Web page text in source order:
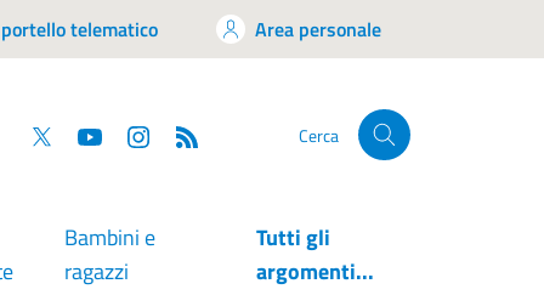
telematico Area personale
Facebook
Twitter YouTube Cerca
Bambini e
ragazzi
Tutti gli
argomenti...